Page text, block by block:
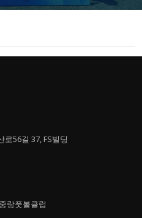
56길 37, FS빌딩
랑풋볼클럽